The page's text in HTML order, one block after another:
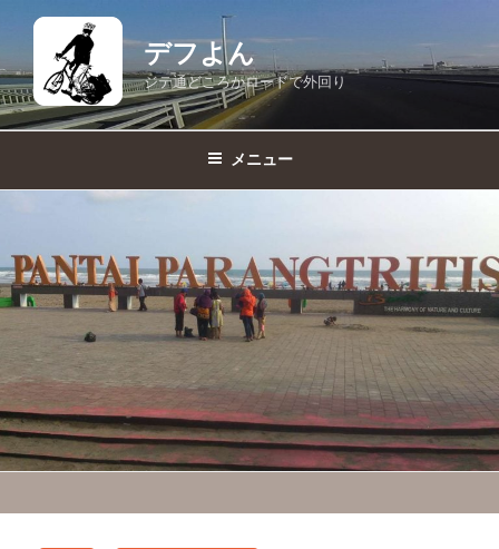
テ
ン
ツ
プ
デフよん
ジテ通どころかロードで外回り
メニュー